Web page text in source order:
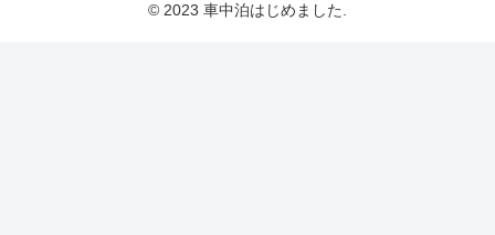
© 2023 車中泊はじめました.